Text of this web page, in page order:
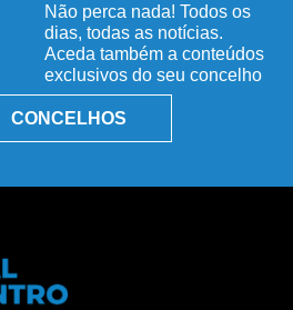
Não perca nada! Todos os
dias, todas as notícias.
Aceda também a conteúdos
exclusivos do seu concelho
CONCELHOS